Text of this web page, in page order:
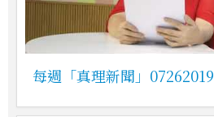
每週「真理新聞」07262019